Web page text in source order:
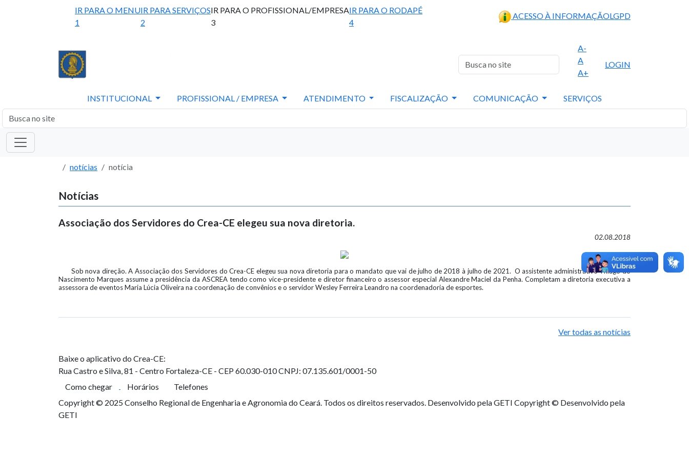
IR PARA O MENU
1
IR PARA SERVIÇOS
2
IR PARA O PROFISSIONAL/EMPRESA
3
IR PARA O RODAPÉ
4
ACESSO À INFORMAÇÃOLGPD
A-
A
A+
LOGIN
INSTITUCIONAL PROFISSIONAL / EMPRESA ATENDIMENTO FISCALIZAÇÃO COMUNICAÇÃO SERVIÇOS
notícias notícia
Notícias
Associação dos Servidores do Crea-CE elegeu sua nova diretoria.
02.08.2018
Sob nova direção. A Associação dos Servidores do Crea-CE elegeu sua nova diretoria para o mandato que vai de julho de 2018 à julho de 2021. O assistente administrativo Thiago do
Nascimento Marques assume a presidência da ASCREA tendo como vice-presidente e diretor financeiro o assessor especial Alexandre Maciel da Penha. Completam a diretoria executiva a
assessora de eventos Maria Lúcia Oliveira na coordenação de convênios e o servidor Wesley Ferreira Leandro na coordenadoria de esportes.
Ver todas as notícias
Baixe o aplicativo do Crea-CE:
Rua Castro e Silva, 81 - Centro Fortaleza-CE - CEP 60.030-010CNPJ: 07.135.601/0001-50
Como chegar
Horários
Telefones
Copyright © 2025 Conselho Regional de Engenharia e Agronomia do Ceará. Todos os direitos reservados. Desenvolvido pela GETI Copyright © Desenvolvido pela
GETI